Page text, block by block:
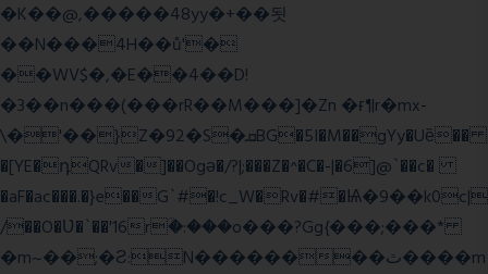
�K��@,�����48yy�+��됫
��N���4H��ů'�
��WV$�,�E��4��D!
�3��n���(���rR��M���]�Zn �ғ¶r�mx-
\�'��}Z�92�S�ܩBG�5I�M��gYy�Uȅ��
�[YE�դQRv�]��Ogə�/?|;���Z�^�C�-|�6]@`��c�
�aF�ac���.�}e��G`#�!c_W�Rv�#�Ѩ�9��k0c|
/��O�Ʋ�`��'16rؒ�:���o���?Gg{���;���*
�m~��;�Ƨ:N��������ٿ����m